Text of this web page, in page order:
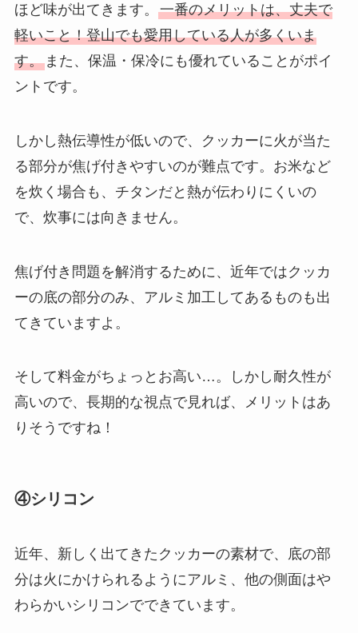
ほど味が出てきます。 一番のメリットは、丈夫で
軽いこと！登山でも愛用している人が多くいま
す。また、保温・保冷にも優れていることがポイ
ント です。
しかし熱伝導性が低いので、
クッカーに火が当た
る部分が焦げ付きやすいのが難点です。 お米など
を炊く場合も、チタンだと熱が伝わりにくいの
で、炊事には向きません。
焦げ付き問題を解消するために、近年ではクッカ
ーの底の部分のみ、アルミ加工してあるものも出
てきていますよ。
そして料金がちょっとお高い…。しかし耐久性が
高いので、長期的な視点で見れば、メリットはあ
りそうですね！
④シリコン
近年、新しく出てきたクッカーの素材で、
底の部
分は火にかけられるようにアルミ、他の側面はや
わらかいシリコンでできています。